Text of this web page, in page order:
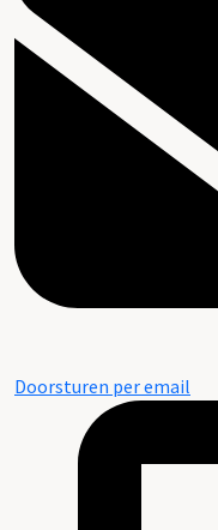
Doorsturen per email